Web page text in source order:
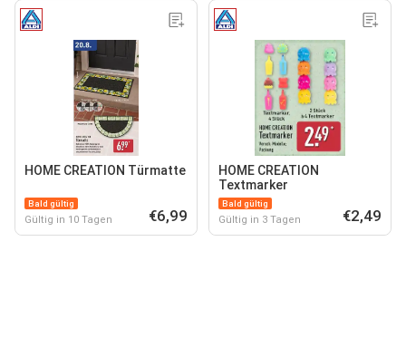
HOME CREATION Türmatte
Bald gültig
Gültig in 10 Tagen €6,99
HOME CREATION
Textmarker
Bald gültig
Gültig in 3 Tagen €2,49